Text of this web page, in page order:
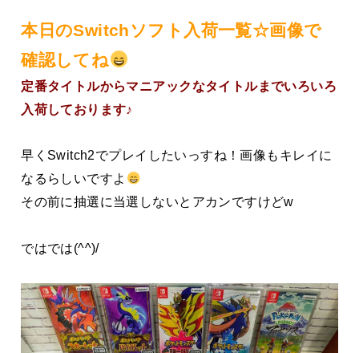
本日のSwitchソフト入荷一覧☆画像で
確認してね
定番タイトルからマニアックなタイトルまでいろいろ
入荷しております♪
早くSwitch2でプレイしたいっすね！画像もキレイに
なるらしいですよ
その前に抽選に当選しないとアカンですけどw
ではでは(^^)/